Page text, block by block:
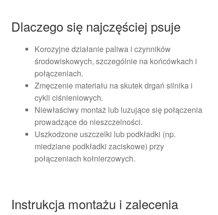
Dlaczego się najczęściej psuje
Korozyjne działanie paliwa i czynników
środowiskowych, szczególnie na końcówkach i
połączeniach.
Zmęczenie materiału na skutek drgań silnika i
cykli ciśnieniowych.
Niewłaściwy montaż lub luzujące się połączenia
prowadzące do nieszczelności.
Uszkodzone uszczelki lub podkładki (np.
miedziane podkładki zaciskowe) przy
połączeniach kołnierzowych.
Instrukcja montażu i zalecenia